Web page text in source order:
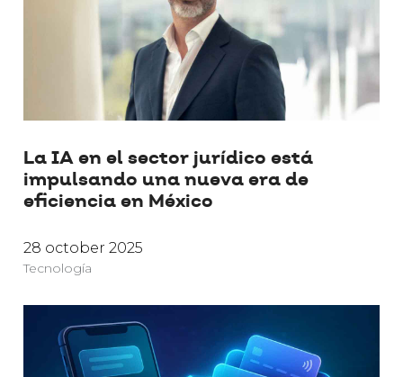
La IA en el sector jurídico está
impulsando una nueva era de
eficiencia en México
28 october 2025
Tecnología